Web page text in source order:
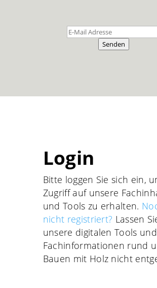
Senden
Login
Bitte loggen Sie sich ein,
Zugriff auf unsere
und Tools zu erhalten.
nicht registriert? Lassen
unsere digitalen Tools und
Fachinformationen rund
Bauen mit Holz nicht